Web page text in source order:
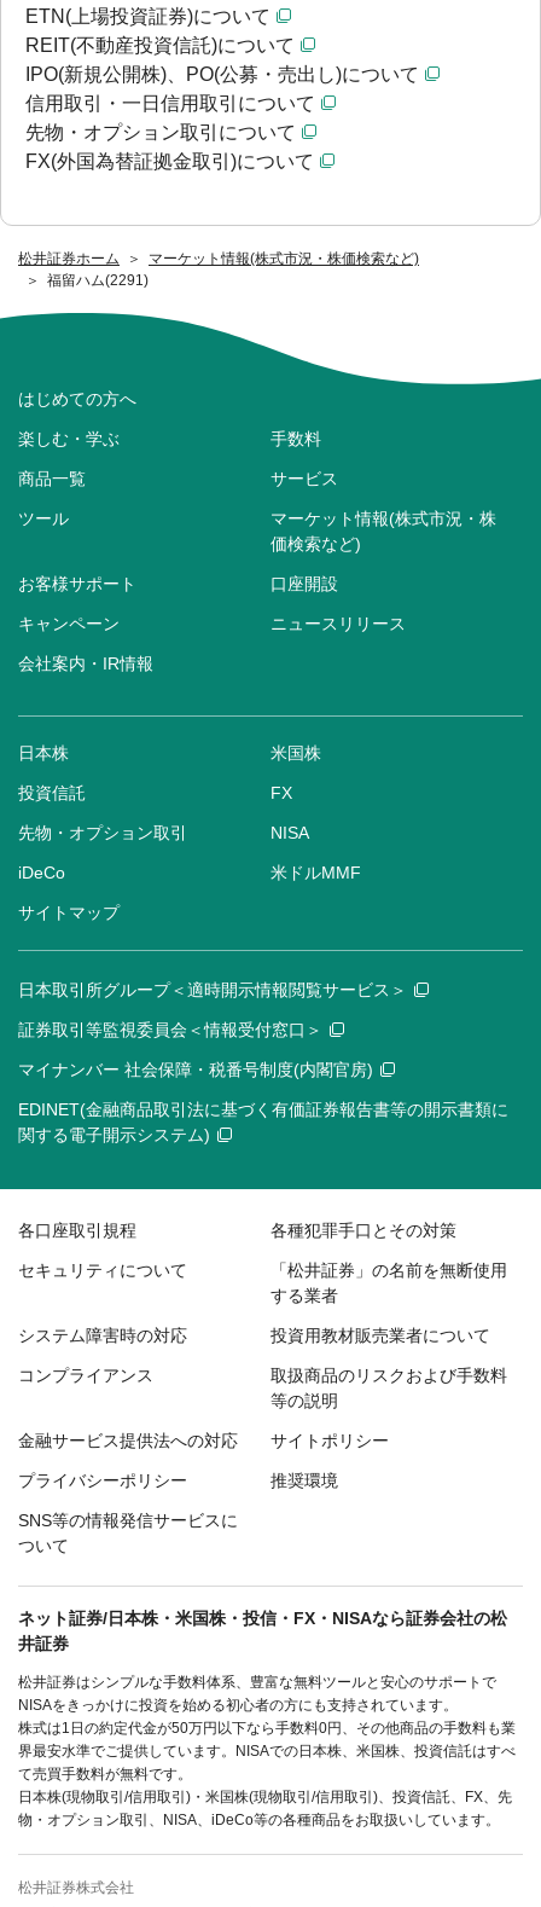
松井証券ホーム
マーケット情報(株式市況・株価検索など)
福留ハム(2291)
ETN(上場投資証券)について
REIT(不動産投資信託)について
IPO(新規公開株)、PO(公募・売出し)について
信用取引・一日信用取引について
先物・オプション取引について
FX(外国為替証拠金取引)について
はじめての方へ
楽しむ・学ぶ 手数料
商品一覧 サービス
ツール
マーケット情報(株式市況・株
価検索など)
お客様サポート 口座開設
キャンペーン ニュースリリース
会社案内・IR情報
日本株 米国株
投資信託 FX
先物・オプション取引 NISA
iDeCo 米ドルMMF
サイトマップ
日本取引所グループ＜適時開示情報閲覧サービス＞
証券取引等監視委員会＜情報受付窓口＞
マイナンバー 社会保障・税番号制度(内閣官房)
EDINET(金融商品取引法に基づく有価証券報告書等の開示書類に
関する電子開示システム)
各口座取引規程 各種犯罪手口とその対策
セキュリティについて
「松井証券」の名前を無断使用
する業者
システム障害時の対応 投資用教材販売業者について
コンプライアンス
取扱商品のリスクおよび手数料
等の説明
金融サービス提供法への対応 サイトポリシー
プライバシーポリシー 推奨環境
SNS等の情報発信サービスに
ついて
ネット証券/日本株・米国株・投信・FX・NISAなら証券会社の松
井証券
松井証券はシンプルな手数料体系、豊富な無料ツールと安心のサポートで
NISAをきっかけに投資を始める初心者の方にも支持されています。
株式は1日の約定代金が50万円以下なら手数料0円、その他商品の手数料も業
界最安水準でご提供しています。NISAでの日本株、米国株、投資信託はすべ
て売買手数料が無料です。
日本株(現物取引/信用取引)・米国株(現物取引/信用取引)、投資信託、FX、先
物・オプション取引、NISA、iDeCo等の各種商品をお取扱いしています。
松井証券株式会社